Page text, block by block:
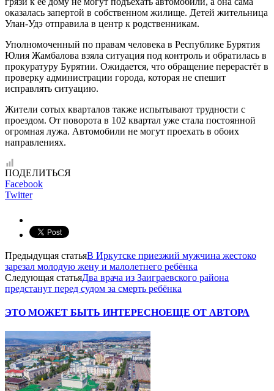
оказалась запертой в собственном жилище. Детей жительница
Улан-Удэ отправила в центр к родственникам.
Уполномоченный по правам человека в Республике Бурятия
Юлия Жамбалова взяла ситуация под контроль и обратилась в
прокуратуру Бурятии. Ожидается, что обращение перерастёт в
проверку администрации города, которая не спешит
исправлять ситуацию.
Жители сотых кварталов также испытывают трудности с
проездом. От поворота в 102 квартал уже стала постоянной
огромная лужа. Автомобили не могут проехать в обоих
направлениях.
ПОДЕЛИТЬСЯ
Facebook
Twitter
Предыдущая статьяВ Иркутске приезжий мужчина жестоко
зарезал молодую жену и малолетнего ребёнка
Следующая статьяДва врача из Заиграевского района
предстанут перед судом за смерть ребёнка
ЭТО МОЖЕТ БЫТЬ ИНТЕРЕСНОЕЩЕ ОТ АВТОРА